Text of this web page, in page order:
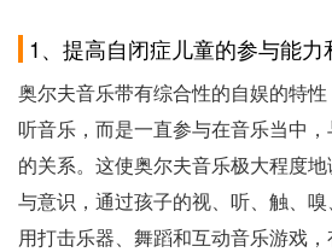
1、提高自闭症儿童的参与能力
奥尔夫音乐带有综合性的自娱的特
听音乐，而是一直参与在音乐当中
的关系。这使奥尔夫音乐极大程度
与意识，通过孩子的视、听、触、
用打击乐器、舞蹈和互动音乐游戏